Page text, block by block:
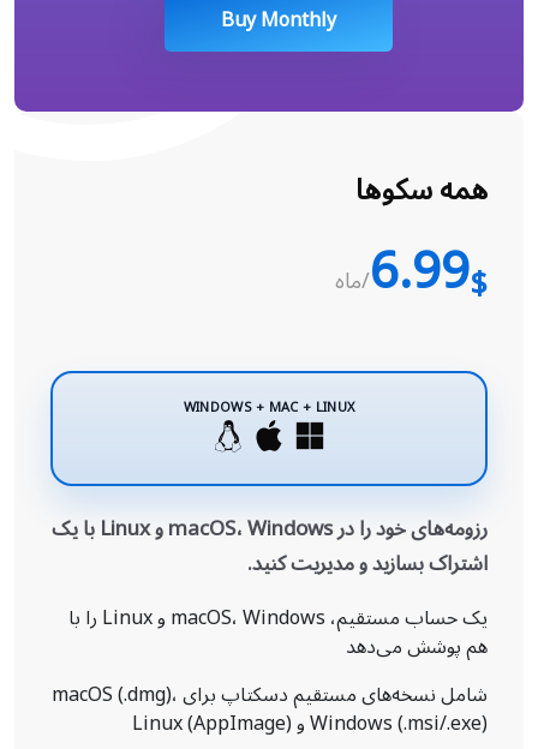
Buy Monthly
همه سکوها
$
6.99/ماه
WINDOWS + MAC + LINUX
رزومه‌های خود را در macOS، Windows و Linux با یک
اشتراک بسازید و مدیریت کنید.
یک حساب مستقیم، macOS، Windows و Linux را با
هم پوشش می‌دهد
شامل نسخه‌های مستقیم دسکتاپ برای macOS (.dmg)،
Windows (.msi/.exe) و Linux (AppImage)